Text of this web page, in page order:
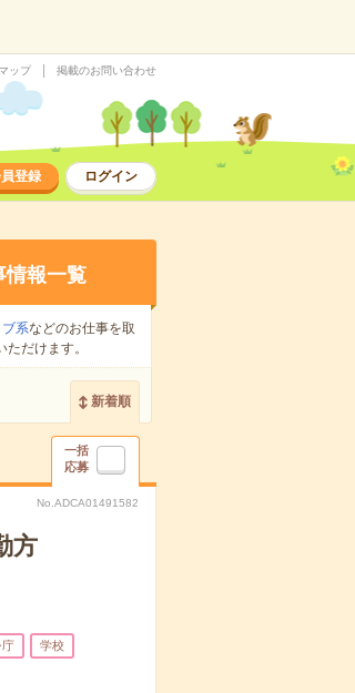
ップ 掲載のお問い合わせ
登録 ログイン
情報一覧
系などのお仕事を取
だけます。
新着順
一括
応募
No.ADCA01491582
方
学校